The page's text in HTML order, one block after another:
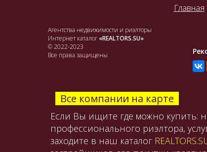
Главная
Агентства недвижимости и риэлторы
Интернет каталог «REALTORS.SU»
© 2022-2023
Все права защищены
Все компании на карте
Если Вы ищите где можно купить:
профессионального риэлтора,
заходите в наш каталог